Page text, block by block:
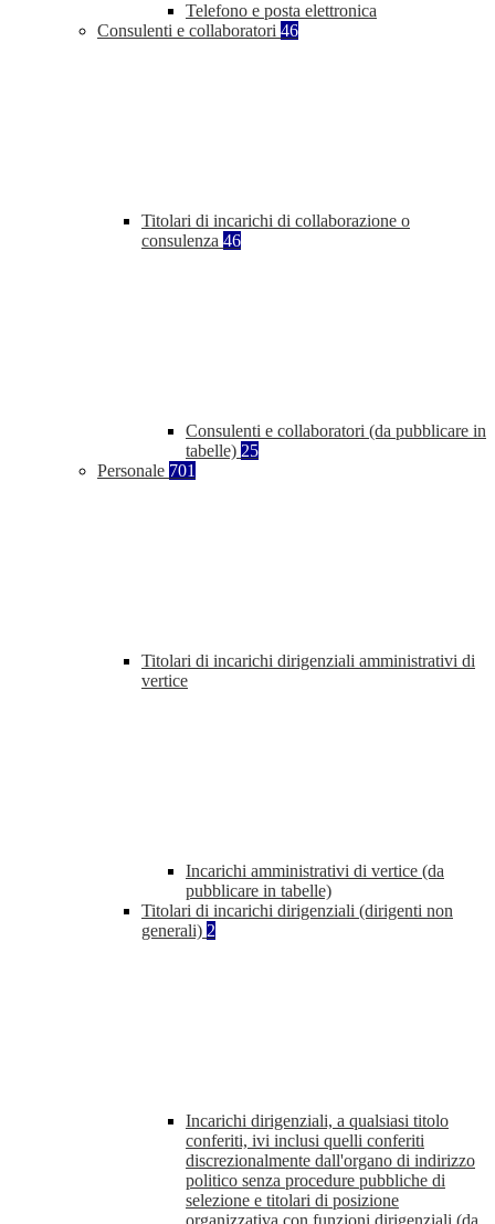
Telefono e posta elettronica
Consulenti e collaboratori 46
Titolari di incarichi di collaborazione o
consulenza 46
Consulenti e collaboratori (da pubblicare in
tabelle) 25
Personale 701
Titolari di incarichi dirigenziali amministrativi di
vertice
Incarichi amministrativi di vertice (da
pubblicare in tabelle)
Titolari di incarichi dirigenziali (dirigenti non
generali) 2
Incarichi dirigenziali, a qualsiasi titolo
conferiti, ivi inclusi quelli conferiti
discrezionalmente dall'organo di indirizzo
politico senza procedure pubbliche di
selezione e titolari di posizione